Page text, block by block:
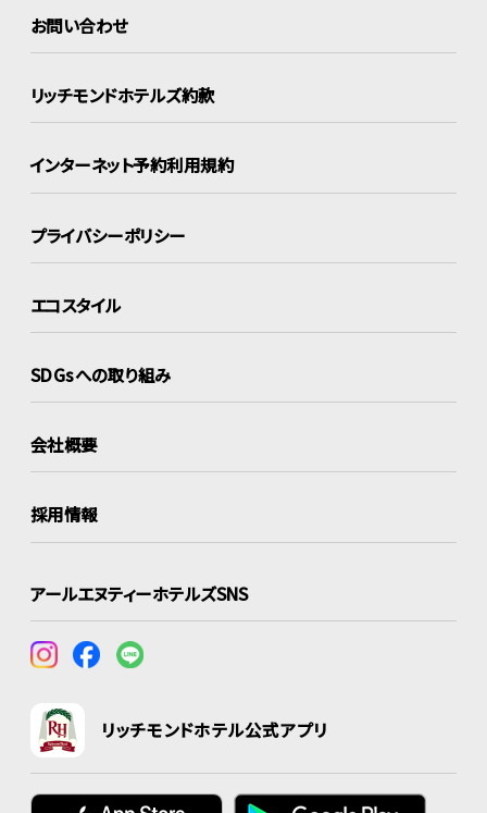
お問い合わせ
リッチモンドホテルズ約款
インターネット予約利用規約
プライバシーポリシー
エコスタイル
SDGsへの取り組み
会社概要
採用情報
アールエヌティーホテルズSNS
リッチモンドホテル公式アプリ